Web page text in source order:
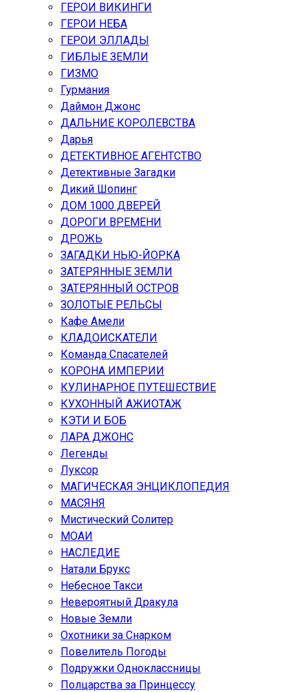
ГЕРОИ ВИКИНГИ
ГЕРОИ НЕБА
ГЕРОИ ЭЛЛАДЫ
ГИБЛЫЕ ЗЕМЛИ
ГИЗМО
Гурмания
Даймон Джонс
ДАЛЬНИЕ КОРОЛЕВСТВА
Дарья
ДЕТЕКТИВНОЕ АГЕНТСТВО
Детективные Загадки
Дикий Шопинг
ДОМ 1000 ДВЕРЕЙ
ДОРОГИ ВРЕМЕНИ
ДРОЖЬ
ЗАГАДКИ НЬЮ-ЙОРКА
ЗАТЕРЯННЫЕ ЗЕМЛИ
ЗАТЕРЯННЫЙ ОСТРОВ
ЗОЛОТЫЕ РЕЛЬСЫ
Кафе Амели
КЛАДОИСКАТЕЛИ
Команда Спасателей
КОРОНА ИМПЕРИИ
КУЛИНАРНОЕ ПУТЕШЕСТВИЕ
КУХОННЫЙ АЖИОТАЖ
КЭТИ И БОБ
ЛАРА ДЖОНС
Легенды
Луксор
МАГИЧЕСКАЯ ЭНЦИКЛОПЕДИЯ
МАСЯНЯ
Мистический Солитер
МОАИ
НАСЛЕДИЕ
Натали Брукс
Небесное Такси
Невероятный Дракула
Новые Земли
Охотники за Снарком
Повелитель Погоды
Подружки Одноклассницы
Полцарства за Принцессу